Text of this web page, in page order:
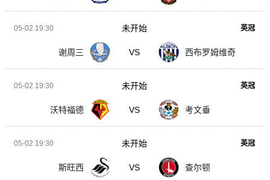
05-02 19:30 英冠
谢周三 VS 西布罗姆维奇
未开始
05-02 19:30 英冠
沃特福德 VS 考文垂
未开始
05-02 19:30 英冠
斯旺西 VS 查尔顿
未开始